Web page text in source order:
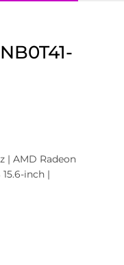
| AMD Radeon
inch |